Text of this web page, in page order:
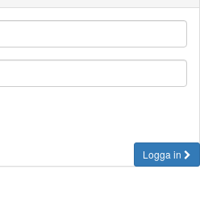
Logga in